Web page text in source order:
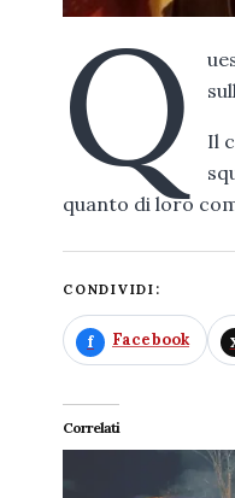
Q
Il
quanto di loro
CONDIVIDI:
Facebook
Correlati